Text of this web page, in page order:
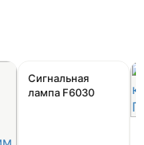
Сигнальная
лампа F6030